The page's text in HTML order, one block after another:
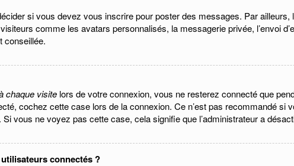
si vous devez vous inscrire pour poster des messages. Par ailleurs,
comme les avatars personnalisés, la messagerie privée, l’envoi
conseillée.
chaque visite lors de votre connexion, vous ne resterez connecté que
cochez cette case lors de la connexion. Ce n’est pas recommandé si
vous ne voyez pas cette case, cela signifie que l’administrateur a
connectés ?